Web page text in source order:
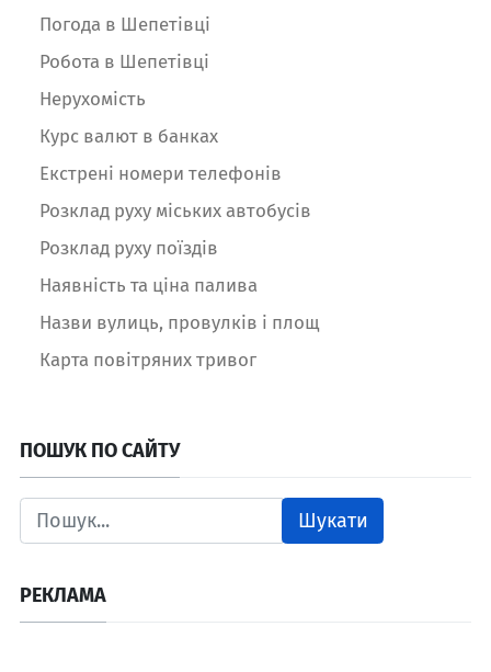
Погода в Шепетівці
Робота в Шепетівці
Нерухомість
Курс валют в банках
Екстрені номери телефонів
Розклад руху міських автобусів
Розклад руху поїздів
Наявність та ціна палива
Назви вулиць, провулків і площ
Карта повітряних тривог
ПОШУК ПО САЙТУ
Шукати
РЕКЛАМА